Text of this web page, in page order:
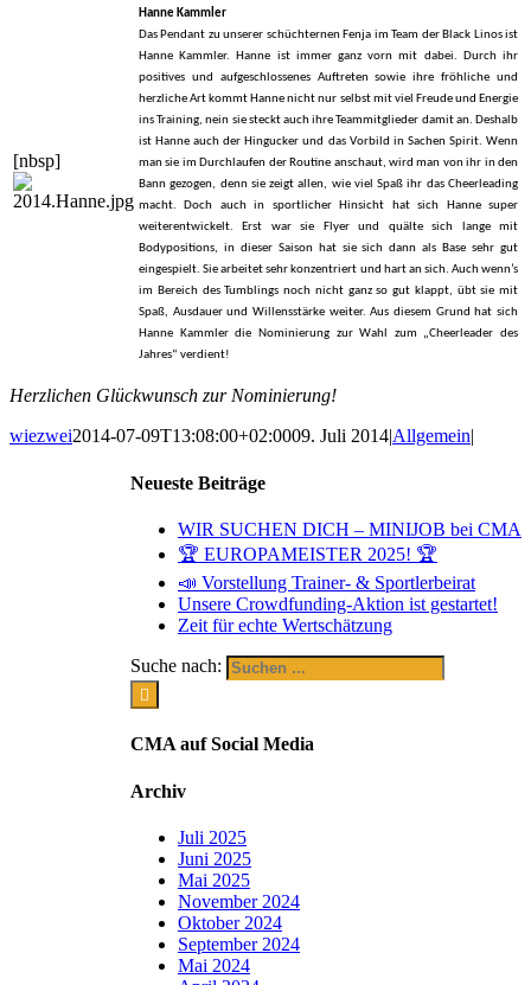
[nbsp]
Hanne Kammler
Das Pendant zu unserer schüchternen Fenja im Team der Black Linos ist
Hanne Kammler. Hanne ist immer ganz vorn mit dabei. Durch ihr
positives und aufgeschlossenes Auftreten sowie ihre fröhliche und
herzliche Art kommt Hanne nicht nur selbst mit viel Freude und Energie
ins Training, nein sie steckt auch ihre Teammitglieder damit an. Deshalb
ist Hanne auch der Hingucker und das Vorbild in Sachen Spirit. Wenn
man sie im Durchlaufen der Routine anschaut, wird man von ihr in den
Bann gezogen, denn sie zeigt allen, wie viel Spaß ihr das Cheerleading
macht. Doch auch in sportlicher Hinsicht hat sich Hanne super
weiterentwickelt. Erst war sie Flyer und quälte sich lange mit
Bodypositions, in dieser Saison hat sie sich dann als Base sehr gut
eingespielt. Sie arbeitet sehr konzentriert und hart an sich. Auch wenn’s
im Bereich des Tumblings noch nicht ganz so gut klappt, übt sie mit
Spaß, Ausdauer und Willensstärke weiter. Aus diesem Grund hat sich
Hanne Kammler die Nominierung zur Wahl zum „Cheerleader des
Jahres“ verdient!
Herzlichen Glückwunsch zur Nominierung!
wiezwei2014-07-09T13:08:00+02:0009. Juli 2014|Allgemein|
Neueste Beiträge
WIR SUCHEN DICH – MINIJOB bei CMA
🏆 EUROPAMEISTER 2025! 🏆
📣 Vorstellung Trainer- & Sportlerbeirat
Unsere Crowdfunding-Aktion ist gestartet!
Zeit für echte Wertschätzung
Suche nach:
CMA auf Social Media
Archiv
Juli 2025
Juni 2025
Mai 2025
November 2024
Oktober 2024
September 2024
Mai 2024